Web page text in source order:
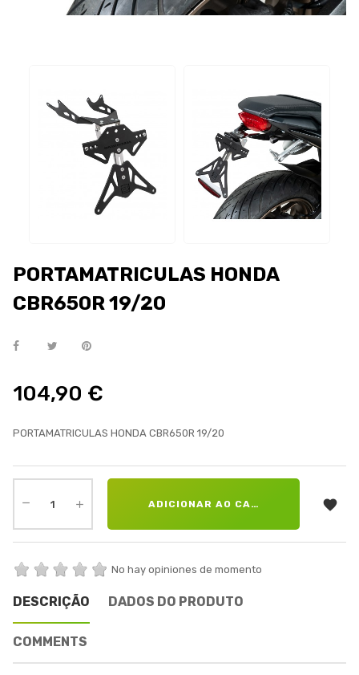
PORTAMATRICULAS HONDA
CBR650R 19/20
104,90 €
PORTAMATRICULAS HONDA CBR650R 19/20
ADICIONAR AO CARRINHO 
No hay opiniones de momento
DESCRIÇÃO DADOS DO PRODUTO
COMMENTS